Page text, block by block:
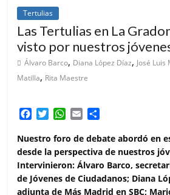
Tertulias
Las Tertulias en La
visto por nuestros
Álvaro Barco, Diana López Díaz, José
Matilla, Rita Maestre
F
c
e
b
o
o
T
i
t
t
e
r
W
a
t
s
A
p
E
a
i
l
m
p
a
r
t
Nuestro foro de debate abordó en
desde la perspectiva de nuestros
Intervinieron: Álvaro Barco,
de Jóvenes de Ciudadanos; Diana
adjunta de Más Madrid en SBC;